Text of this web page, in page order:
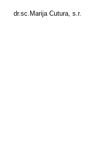
dr.sc.Marija Cutura, s.r.